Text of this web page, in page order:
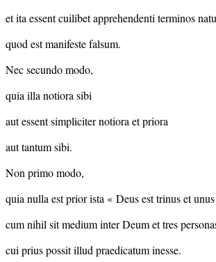
et ita essent cuilibet apprehendenti terminos
quod est manifeste falsum.
Nec secundo modo,
quia illa notiora sibi
aut essent simpliciter notiora et priora
aut tantum sibi.
Non primo modo,
quia nulla est prior ista « Deus est trinus et
cum nihil sit medium inter Deum et tres
cui prius possit illud praedicatum inesse.